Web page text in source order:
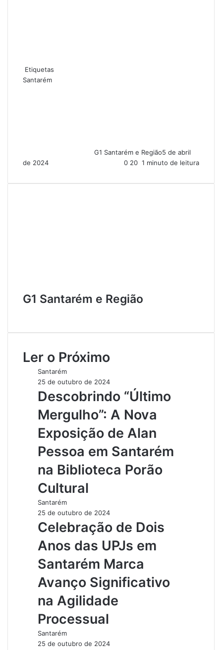
Etiquetas
Santarém
G1 Santarém e Região5 de abril
de 2024
0 20 1 minuto de leitura
G1 Santarém e Região
b
i
tLer o Próximo
Santarém
25 de outubro de 2024
Descobrindo “Último
Mergulho”: A Nova
Exposição de Alan
Pessoa em Santarém
na Biblioteca Porão
Cultural
Santarém
25 de outubro de 2024
Celebração de Dois
Anos das UPJs em
Santarém Marca
Avanço Significativo
na Agilidade
Processual
Santarém
25 de outubro de 2024